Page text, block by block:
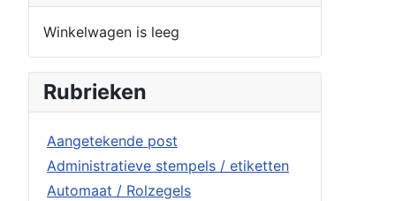
Winkelwagen is leeg
Rubrieken
Aangetekende post
Administratieve stempels / etiketten
Automaat / Rolzegels